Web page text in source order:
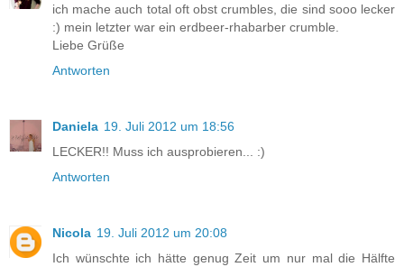
ich mache auch total oft obst crumbles, die sind sooo lecker
:) mein letzter war ein erdbeer-rhabarber crumble.
Liebe Grüße
Antworten
Daniela 19. Juli 2012 um 18:56
LECKER!! Muss ich ausprobieren... :)
Antworten
Nicola 19. Juli 2012 um 20:08
Ich wünschte ich hätte genug Zeit um nur mal die Hälfte